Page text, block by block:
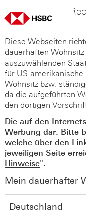
Diese Webseiten
dauerhaften
auszuwählenden
für US-
Wohnsitz bzw.
da die aufgeführten
den dortigen
Die auf den
Werbung dar. Bitte
welche über den
jeweiligen Seite
Hinweise".
Mein dauerhafter